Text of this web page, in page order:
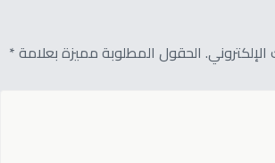
الإلكتروني. الحقول المطلوبة مميزة بعلامة *